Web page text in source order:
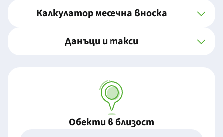
Калкулатор месечна вноска
Данъци и такси
Обекти в близост